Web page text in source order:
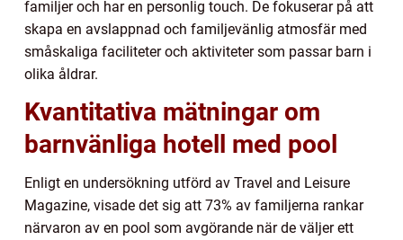
familjer och har en personlig touch. De fokuserar på att
skapa en avslappnad och familjevänlig atmosfär med
småskaliga faciliteter och aktiviteter som passar barn i
olika åldrar.
Kvantitativa mätningar om
barnvänliga hotell med pool
Enligt en undersökning utförd av Travel and Leisure
Magazine, visade det sig att 73% av familjerna rankar
närvaron av en pool som avgörande när de väljer ett